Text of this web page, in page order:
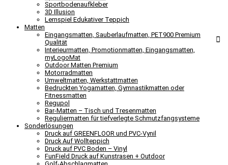
Sportbodenaufkleber
3D Illusion
Lernspiel Edukativer Teppich
Matten
Eingangsmatten, Sauberlaufmatten, PET900 Premium
Qualität
Interieurmatten, Promotionmatten, Eingangsmatten,
myLogoMat
Outdoor Matten Premium
Motorradmatten
Umweltmatten, Werkstattmatten
Bedruckten Yogamatten, Gymnastikmatten oder
Fitnessmatten
Regupol
Bar-Matten – Tisch und Tresenmatten
Reguliermatten für tiefverlegte Schmutzfangsysteme
Sonderlösungen
Druck auf GREENFLOOR und PVC-Vynil
Druck Auf Wollteppich
Druck auf PVC Boden – Vinyl
FunField Druck auf Kunstrasen + Outdoor